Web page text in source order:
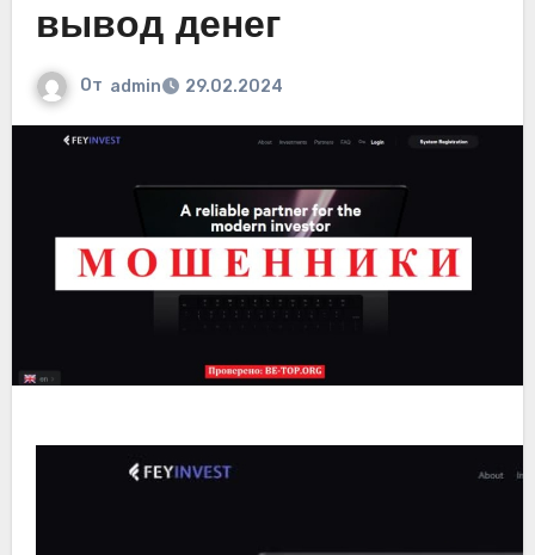
вывод денег
От admin 29.02.2024